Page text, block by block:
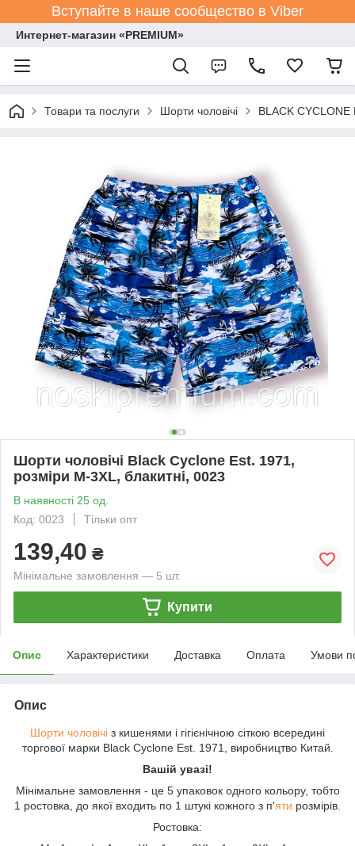
Вступайте в наше сообщество в Viber
Интернет-магазин «PREMIUM»
Товари та послуги Шорти чоловічі BLACK CYCLONE
Шорти чоловічі Black Cyclone Est. 1971,
розміри M-3XL, блакитні, 0023
В наявності 25 од.
Код: 0023
Тільки опт
139,40 ₴
Мінімальне замовлення — 5 шт.
Купити
Опис Характеристики Доставка Оплата Умови
Опис
Шорти чоловічі з кишенями і гігієнічною сіткою всередині
торгової марки Black Cyclone Est. 1971, виробництво Китай.
Вашій увазі!
Мінімальне замовлення - це 5 упаковок одного кольору, тобто
1 ростовка, до якої входить по 1 штукі кожного з п'яти розмірів.
Ростовка: